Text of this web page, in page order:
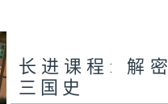
长进课程: 解密
三国史